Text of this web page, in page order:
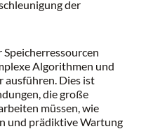
der
Algorithmen und
ausführen. Dies ist
die große
müssen, wie
und prädiktive Wartung